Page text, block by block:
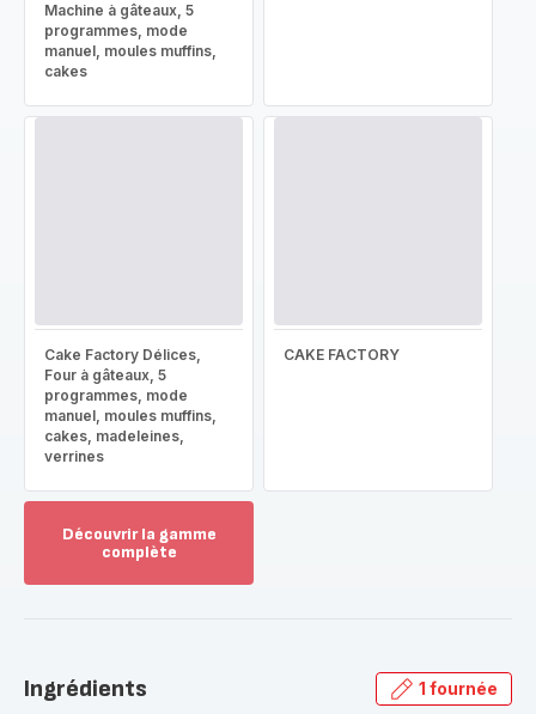
Machine à gâteaux, 5
programmes, mode
manuel, moules muffins,
cakes
Cake Factory Délices,
Four à gâteaux, 5
programmes, mode
manuel, moules muffins,
cakes, madeleines,
verrines
CAKE FACTORY
Découvrir la gamme
complète
gamme
Ingrédients 1 fournée